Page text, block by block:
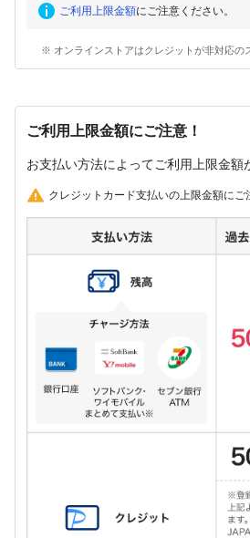
ご利用上限金額にご注意ください。
※ オンラインストアはクレジットが非対応の
ご利用上限金額にご注意！
お支払い方法によってご利用上限金額
クレジットカード支払いの上限金額にご